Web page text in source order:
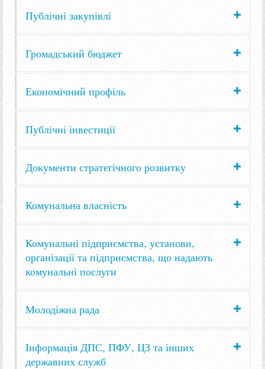
Публічні закупівлі
Громадський бюджет
Економічний профіль
Публічні інвестиції
Документи стратегічного розвитку
Комунальна власність
Комунальні підприємства, установи,
організації та підприємства, що надають
комунальні послуги
Молодіжна рада
Інформація ДПС, ПФУ, ЦЗ та інших
державних служб